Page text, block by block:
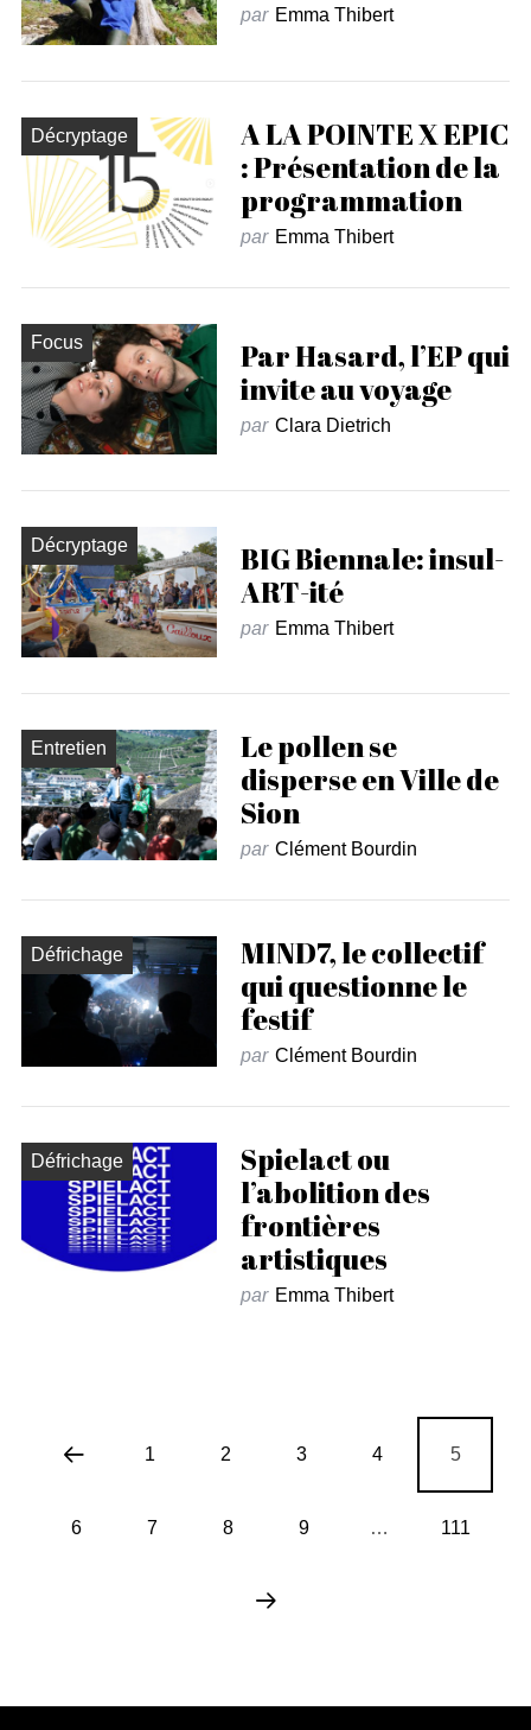
par Emma Thibert
Décryptage
A LA POINTE X EPIC
: Présentation de la
programmation
par Emma Thibert
Focus
Par Hasard, l’EP qui
invite au voyage
par Clara Dietrich
Décryptage
BIG Biennale: insul-
ART-ité
par Emma Thibert
Entretien
Le pollen se
disperse en Ville de
Sion
par Clément Bourdin
Défrichage
MIND7, le collectif
qui questionne le
festif
par Clément Bourdin
Défrichage
Spielact ou
l’abolition des
frontières
artistiques
par Emma Thibert
1 2 3 4 5
6 7 8 9 … 111